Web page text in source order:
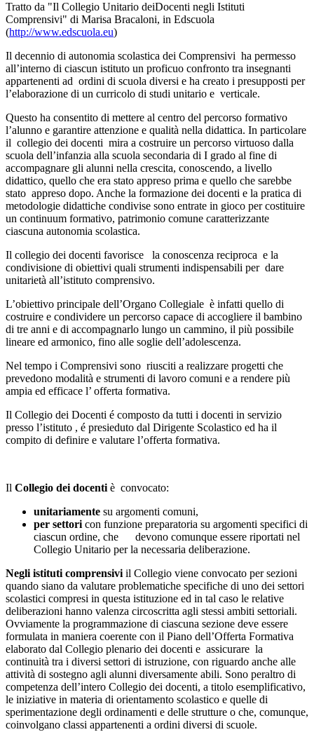
Tratto da "Il Collegio Unitario deiDocenti negli Istituti
Comprensivi" di Marisa Bracaloni, in Edscuola
(http://www.edscuola.eu)
Il decennio di autonomia scolastica dei Comprensivi ha permesso
all’interno di ciascun istituto un proficuo confronto tra insegnanti
appartenenti ad ordini di scuola diversi e ha creato i presupposti per
l’elaborazione di un curricolo di studi unitario e verticale.
Questo ha consentito di mettere al centro del percorso formativo
l’alunno e garantire attenzione e qualità nella didattica. In particolare
il collegio dei docenti mira a costruire un percorso virtuoso dalla
scuola dell’infanzia alla scuola secondaria di I grado al fine di
accompagnare gli alunni nella crescita, conoscendo, a livello
didattico, quello che era stato appreso prima e quello che sarebbe
stato appreso dopo. Anche la formazione dei docenti e la pratica di
metodologie didattiche condivise sono entrate in gioco per costituire
un continuum formativo, patrimonio comune caratterizzante
ciascuna autonomia scolastica.
Il collegio dei docenti favorisce la conoscenza reciproca e la
condivisione di obiettivi quali strumenti indispensabili per dare
unitarietà all’istituto comprensivo.
L’obiettivo principale dell’Organo Collegiale è infatti quello di
costruire e condividere un percorso capace di accogliere il bambino
di tre anni e di accompagnarlo lungo un cammino, il più possibile
lineare ed armonico, fino alle soglie dell’adolescenza.
Nel tempo i Comprensivi sono riusciti a realizzare progetti che
prevedono modalità e strumenti di lavoro comuni e a rendere più
ampia ed efficace l’ offerta formativa.
Il Collegio dei Docenti é composto da tutti i docenti in servizio
presso l’istituto , é presieduto dal Dirigente Scolastico ed ha il
compito di definire e valutare l’offerta formativa.
Il Collegio dei docenti è convocato:
unitariamente su argomenti comuni,
per settori con funzione preparatoria su argomenti specifici di
ciascun ordine, che devono comunque essere riportati nel
Collegio Unitario per la necessaria deliberazione.
Negli istituti comprensivi il Collegio viene convocato per sezioni
quando siano da valutare problematiche specifiche di uno dei settori
scolastici compresi in questa istituzione ed in tal caso le relative
deliberazioni hanno valenza circoscritta agli stessi ambiti settoriali.
Ovviamente la programmazione di ciascuna sezione deve essere
formulata in maniera coerente con il Piano dell’Offerta Formativa
elaborato dal Collegio plenario dei docenti e assicurare la
continuità tra i diversi settori di istruzione, con riguardo anche alle
attività di sostegno agli alunni diversamente abili. Sono peraltro di
competenza dell’intero Collegio dei docenti, a titolo esemplificativo,
le iniziative in materia di orientamento scolastico e quelle di
sperimentazione degli ordinamenti e delle strutture o che, comunque,
coinvolgano classi appartenenti a ordini diversi di scuole.